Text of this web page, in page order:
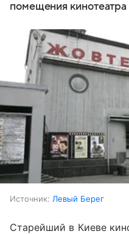
помещения
Источник: Левый Берег
Старейший в Киеве